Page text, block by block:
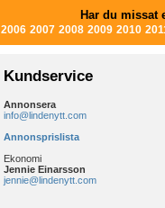
Har du missat
2006 2007 2008 2009 2010
Kundservice
Annonsera
info@lindenytt.com
Annonsprislista
Ekonomi
Jennie Einarsson
jennie@lindenytt.com